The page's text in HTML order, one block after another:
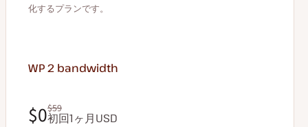
化するプランです。
WP 2 bandwidth
$0$59
初回1ヶ月USD